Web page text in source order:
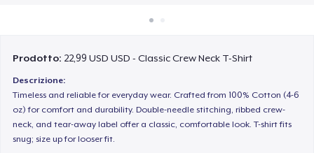
Prodotto: 22,99 USD USD - Classic Crew Neck T-Shirt
Descrizione:
Timeless and reliable for everyday wear. Crafted from 100% Cotton (4-6
oz) for comfort and durability. Double-needle stitching, ribbed crew-
neck, and tear-away label offer a classic, comfortable look. T-shirt fits
snug; size up for looser fit.